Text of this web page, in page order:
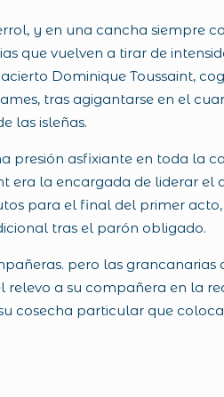
y en una cancha siempre
que vuelven a tirar de
Dominique Toussaint,
tras agigantarse en el
las isleñas.
presión asfixiante en toda la
era la encargada de liderar el
para el final del primer acto,
tras el parón obligado.
pero las grancanarias
relevo a su compañera en la
particular que